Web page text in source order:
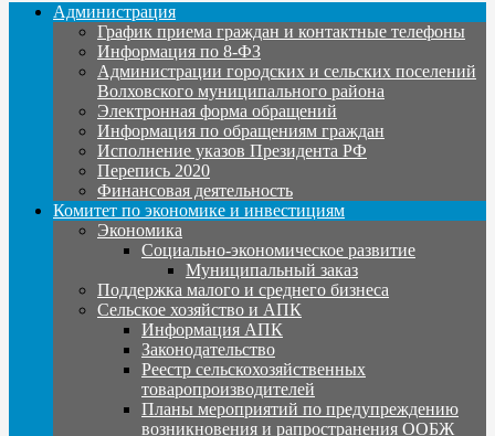
Администрация
График приема граждан и контактные телефоны
Информация по 8-ФЗ
Администрации городских и сельских поселений
Волховского муниципального района
Электронная форма обращений
Информация по обращениям граждан
Исполнение указов Президента РФ
Перепись 2020
Финансовая деятельность
Комитет по экономике и инвестициям
Экономика
Социально-экономическое развитие
Муниципальный заказ
Поддержка малого и среднего бизнеса
Сельское хозяйство и АПК
Информация АПК
Законодательство
Реестр сельскохозяйственных
товаропроизводителей
Планы мероприятий по предупреждению
возникновения и рапространения ООБЖ